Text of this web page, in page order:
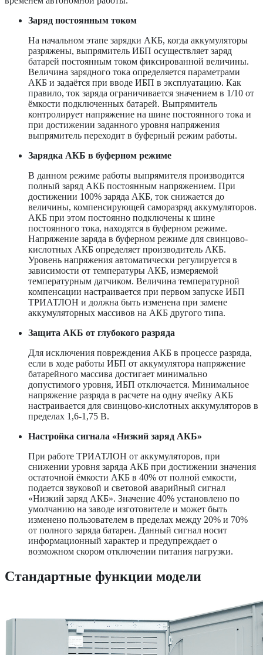
Заряд постоянным током
На начальном этапе зарядки АКБ, когда аккумуляторы
разряжены, выпрямитель ИБП осуществляет заряд
батарей постоянным током фиксированной величины.
Величина зарядного тока определяется параметрами
АКБ и задаётся при вводе ИБП в эксплуатацию. Как
правило, ток заряда ограничивается значением в 1/10 от
ёмкости подключенных батарей. Выпрямитель
контролирует напряжение на шине постоянного тока и
при достижении заданного уровня напряжения
выпрямитель переходит в буферный режим работы.
Зарядка АКБ в буферном режиме
В данном режиме работы выпрямителя производится
полный заряд АКБ постоянным напряжением. При
достижении 100% заряда АКБ, ток снижается до
величины, компенсирующей саморазряд аккумуляторов.
АКБ при этом постоянно подключены к шине
постоянного тока, находятся в буферном режиме.
Напряжение заряда в буферном режиме для свинцово-
кислотных АКБ определяет производитель АКБ.
Уровень напряжения автоматически регулируется в
зависимости от температуры АКБ, измеряемой
температурным датчиком. Величина температурной
компенсации настраивается при первом запуске ИБП
ТРИАТЛОН и должна быть изменена при замене
аккумуляторных массивов на АКБ другого типа.
Защита АКБ от глубокого разряда
Для исключения повреждения АКБ в процессе разряда,
если в ходе работы ИБП от аккумулятора напряжение
батарейного массива достигает минимально
допустимого уровня, ИБП отключается. Минимальное
напряжение разряда в расчете на одну ячейку АКБ
настраивается для свинцово-кислотных аккумуляторов в
пределах 1,6-1,75 В.
Настройка сигнала «Низкий заряд АКБ»
При работе ТРИАТЛОН от аккумуляторов, при
снижении уровня заряда АКБ при достижении значения
остаточной ёмкости АКБ в 40% от полной емкости,
подается звуковой и световой аварийный сигнал
«Низкий заряд АКБ». Значение 40% установлено по
умолчанию на заводе изготовителе и может быть
изменено пользователем в пределах между 20% и 70%
от полного заряда батареи. Данный сигнал носит
информационный характер и предупреждает о
возможном скором отключении питания нагрузки.
Стандартные функции модели